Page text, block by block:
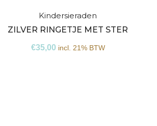
ZILVER RINGETJE MET STER
Kindersieraden
€35,00 incl. 21% BTW